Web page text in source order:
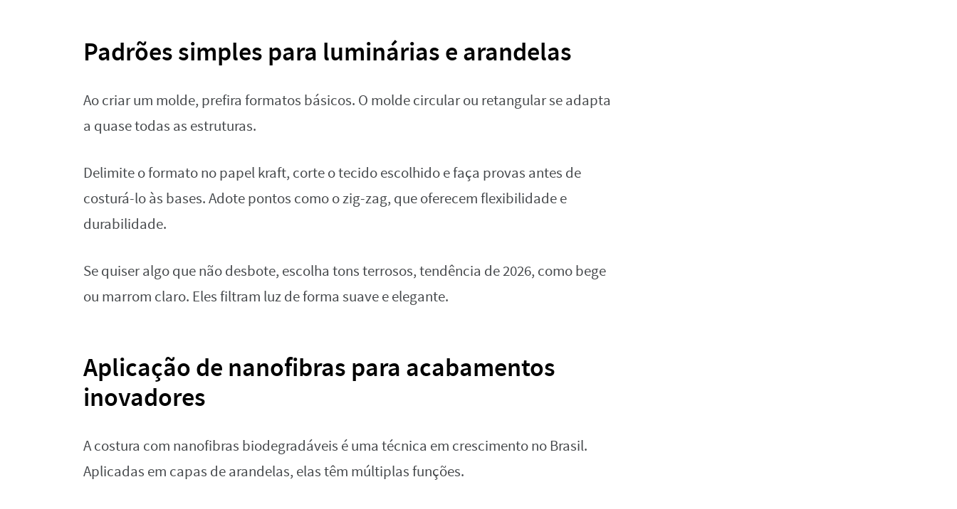
Padrões simples para luminárias e arandelas
Ao criar um molde, prefira formatos básicos. O molde circular ou retangular se adapta
a quase todas as estruturas.
Delimite o formato no papel kraft, corte o tecido escolhido e faça provas antes de
costurá-lo às bases. Adote pontos como o zig-zag, que oferecem flexibilidade e
durabilidade.
Se quiser algo que não desbote, escolha tons terrosos, tendência de 2026, como bege
ou marrom claro. Eles filtram luz de forma suave e elegante.
Aplicação de nanofibras para acabamentos
inovadores
A costura com nanofibras biodegradáveis é uma técnica em crescimento no Brasil.
Aplicadas em capas de arandelas, elas têm múltiplas funções.